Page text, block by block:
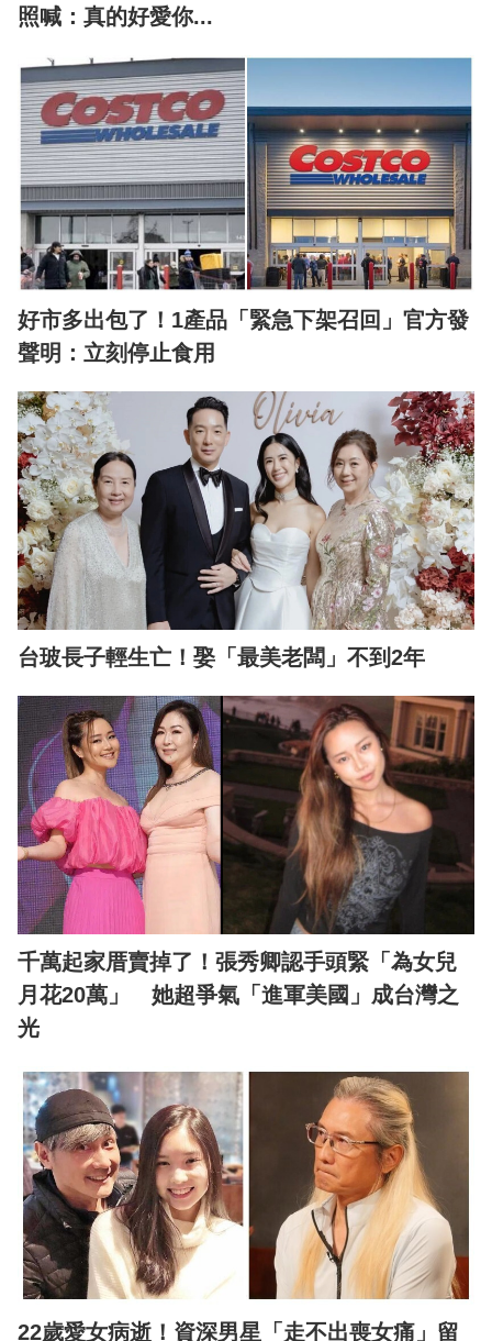
照喊：真的好愛你...
好市多出包了！1產品「緊急下架召回」官方發
聲明：立刻停止食用
台玻長子輕生亡！娶「最美老闆」不到2年
千萬起家厝賣掉了！張秀卿認手頭緊「為女兒
月花20萬」 她超爭氣「進軍美國」成台灣之
光
22歲愛女病逝！資深男星「走不出喪女痛」留